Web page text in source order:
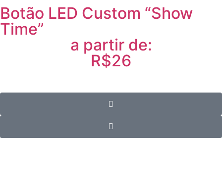
Botão LED Custom “Show
Time”
a partir de:
R$26